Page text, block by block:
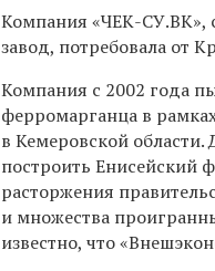
Компания «ЧЕК-СУ.ВК»,
завод, потребовала от
Компания с 2002 года
ферромарганца в
в Кемеровской
построить Енисейский
расторжения
и множества
известно, что